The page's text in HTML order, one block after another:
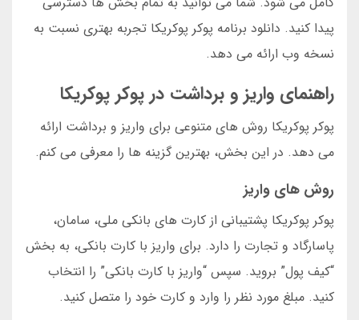
پیدا کنید. دانلود برنامه پوکر پوکریکا تجربه بهتری نسبت به
نسخه وب ارائه می دهد.
راهنمای واریز و برداشت در پوکر پوکریکا
پوکر پوکریکا روش های متنوعی برای واریز و برداشت ارائه
می دهد. در این بخش، بهترین گزینه ها را معرفی می کنم.
روش های واریز
پوکر پوکریکا پشتیبانی از کارت های بانکی ملی، سامان،
پاسارگاد و تجارت را دارد. برای واریز با کارت بانکی، به بخش
“کیف پول” بروید. سپس “واریز با کارت بانکی” را انتخاب
کنید. مبلغ مورد نظر را وارد و کارت خود را متصل کنید.